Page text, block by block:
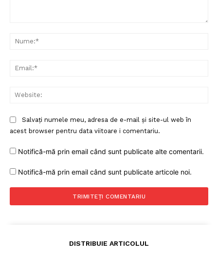
Salvați numele meu, adresa de e-mail și site-ul web în
acest browser pentru data viitoare i comentariu.
Notifică-mă prin email când sunt publicate alte comentarii.
Notifică-mă prin email când sunt publicate articole noi.
DISTRIBUIE ARTICOLUL